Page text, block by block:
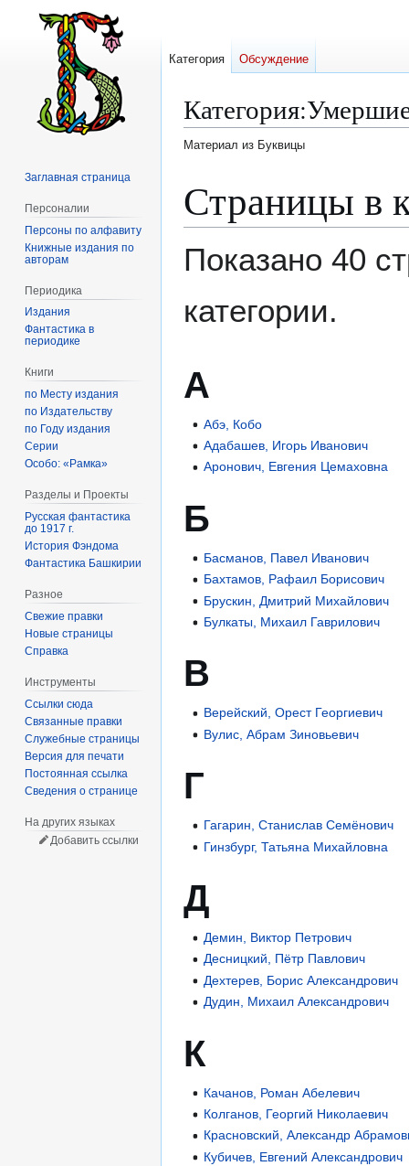
Категория:
Материал из Буквицы
к
навигации
к
поиску
Страницы в
Показано 40
категории.
А
Абэ, Кобо
Адабашев, Игорь Иванович
Аронович, Евгения Цемаховна
Б
Басманов, Павел Иванович
Бахтамов, Рафаил Борисович
Брускин, Дмитрий Михайлович
Булкаты, Михаил Гаврилович
В
Верейский, Орест Георгиевич
Вулис, Абрам Зиновьевич
Г
Гагарин, Станислав Семёнович
Гинзбург, Татьяна Михайловна
Д
Демин, Виктор Петрович
Десницкий, Пётр Павлович
Дехтерев, Борис Александрович
Дудин, Михаил Александрович
К
Качанов, Роман Абелевич
Колганов, Георгий Николаевич
Красновский, Александр
Кубичев, Евгений Александрович
Категория Обсуждение
Заглавная страница
Персоналии
Персоны по алфавиту
Книжные издания по
авторам
Периодика
Издания
Фантастика в
периодике
Книги
по Месту издания
по Издательству
по Году издания
Серии
Особо: «Рамка»
Разделы и Проекты
Русская фантастика
до 1917 г.
История Фэндома
Фантастика Башкирии
Разное
Свежие правки
Новые страницы
Справка
Инструменты
Ссылки сюда
Связанные правки
Служебные страницы
Версия для печати
Постоянная ссылка
Сведения о странице
На других языках
Добавить ссылки